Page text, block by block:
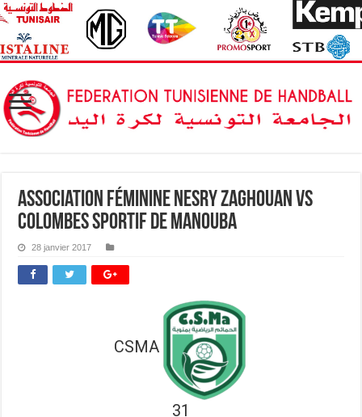
Association féminine Nesry Zaghouan vs
Colombes Sportif de Manouba
28 janvier 2017
CSMA
31